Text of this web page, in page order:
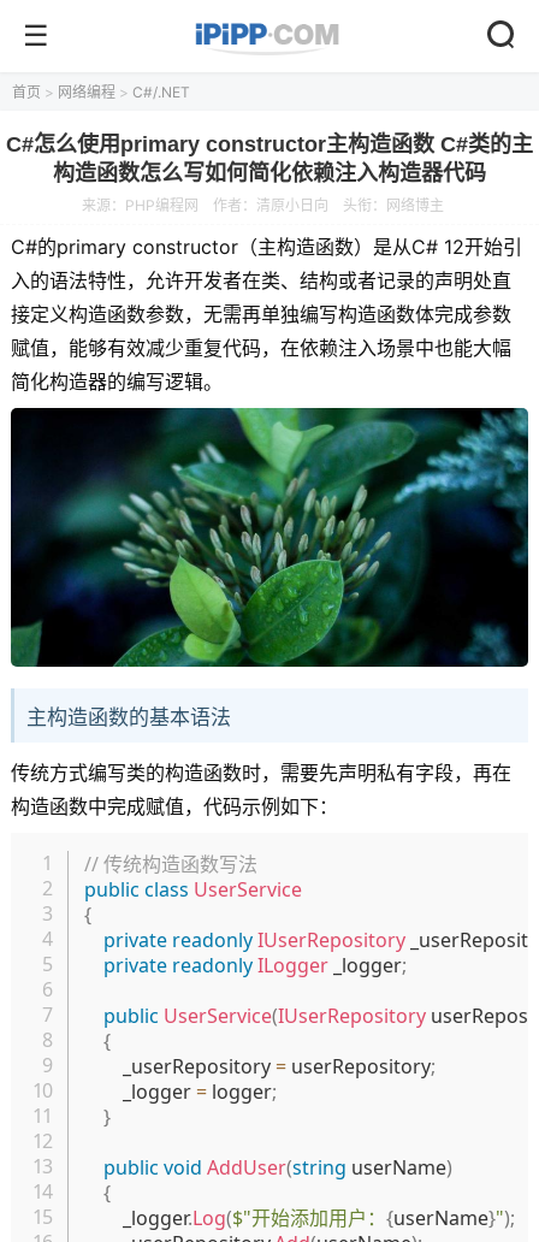
首页 > 网络编程 > C#/.NET
C#怎么使用primary constructor主构造函数 C#类的主
构造函数怎么写如何简化依赖注入构造器代码
来源： PHP编程网 作者：清原小日向 头衔：网络博主
C#的primary constructor（主构造函数）是从C# 12开始引
入的语法特性，允许开发者在类、结构或者记录的声明处直
接定义构造函数参数，无需再单独编写构造函数体完成参数
赋值，能够有效减少重复代码，在依赖注入场景中也能大幅
简化构造器的编写逻辑。
主构造函数的基本语法
传统方式编写类的构造函数时，需要先声明私有字段，再在
构造函数中完成赋值，代码示例如下：
// 传统构造函数写法
public class UserService
{
private readonlyIUserRepository
private readonlyILogger _logger;
public UserService(IUserRepository
{
        _userRepository
= userRepository;
        _logger
= logger;
}
public void AddUser(string userName)
{
        _logger
.Log($"开始添加用户： {userName}");